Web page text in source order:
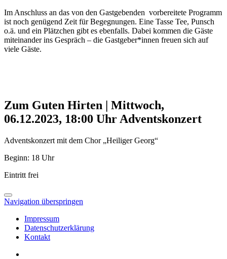
Im Anschluss an das von den Gastgebenden vorbereitete Programm
ist noch genügend Zeit für Begegnungen. Eine Tasse Tee, Punsch
o.ä. und ein Plätzchen gibt es ebenfalls. Dabei kommen die Gäste
miteinander ins Gespräch – die Gastgeber*innen freuen sich auf
viele Gäste.
Zum Guten Hirten | Mittwoch,
06.12.2023, 18:00 Uhr Adventskonzert
Adventskonzert mit dem Chor „Heiliger Georg“
Beginn: 18 Uhr
Eintritt frei
Navigation überspringen
Impressum
Datenschutzerklärung
Kontakt